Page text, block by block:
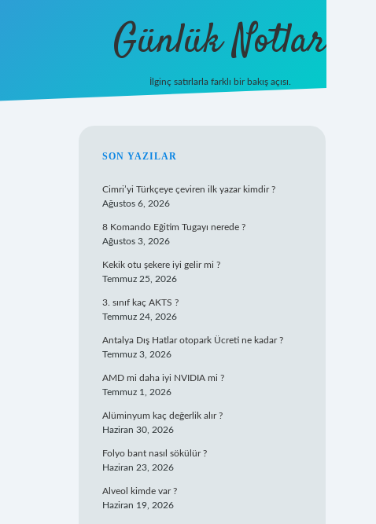
Günlük Notlar
İlginç satırlarla farklı bir bakış açısı.
SIDEBAR
SON YAZILAR
Cimri’yi Türkçeye çeviren ilk yazar kimdir ?
Ağustos 6, 2026
8 Komando Eğitim Tugayı nerede ?
Ağustos 3, 2026
Kekik otu şekere iyi gelir mi ?
Temmuz 25, 2026
3. sınıf kaç AKTS ?
Temmuz 24, 2026
Antalya Dış Hatlar otopark Ücreti ne kadar ?
Temmuz 3, 2026
AMD mi daha iyi NVIDIA mi ?
Temmuz 1, 2026
Alüminyum kaç değerlik alır ?
Haziran 30, 2026
Folyo bant nasıl sökülür ?
Haziran 23, 2026
Alveol kimde var ?
Haziran 19, 2026